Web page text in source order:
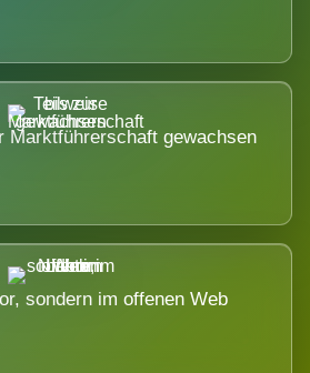
Marktführerschaft gewachsen
sondern im offenen Web